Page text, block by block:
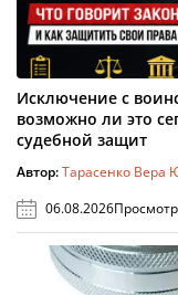
Исключение с
возможно ли это
судебной защит
Автор:Тарасенко Вера
06.08.2026